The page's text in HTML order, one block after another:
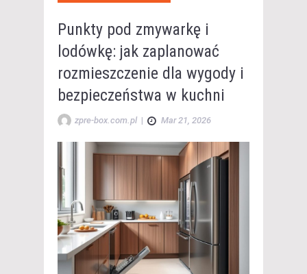
Punkty pod zmywarkę i
lodówkę: jak zaplanować
rozmieszczenie dla wygody i
bezpieczeństwa w kuchni
zpre-box.com.pl | Mar 21, 2026